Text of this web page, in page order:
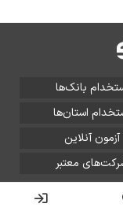
بانک‌ها
استان‌ها
آزمون آنلاین
معتبر
محفوظ است و هر